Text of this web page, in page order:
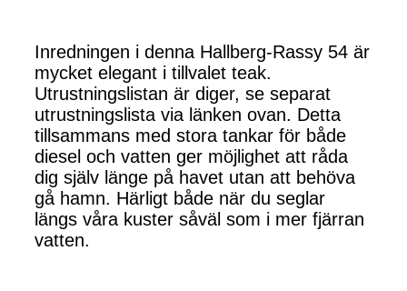
Inredningen i denna Hallberg-Rassy 54 är
mycket elegant i tillvalet teak.
Utrustningslistan är diger, se separat
utrustningslista via länken ovan. Detta
tillsammans med stora tankar för både
diesel och vatten ger möjlighet att råda
dig själv länge på havet utan att behöva
gå hamn. Härligt både när du seglar
längs våra kuster såväl som i mer fjärran
vatten.